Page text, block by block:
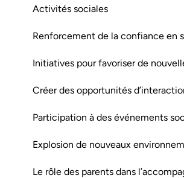
Activités sociales
Renforcement de la confiance en
Initiatives pour favoriser de
Créer des opportunités
Participation à des événements
Explosion de nouveaux
Le rôle des parents dans